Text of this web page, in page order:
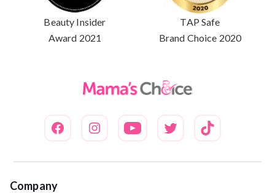
Beauty Insider
Award 2021
TAP Safe
Brand Choice 2020
Company